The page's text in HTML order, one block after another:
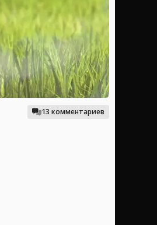
13 комментариев